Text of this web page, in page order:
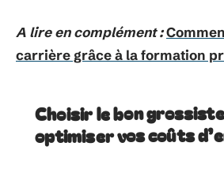
A lire en complément :
carrière grâce à la formation
Choisir le bon
optimiser vos coûts